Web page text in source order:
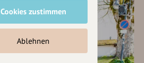
Cookies zustimmen
Ablehnen